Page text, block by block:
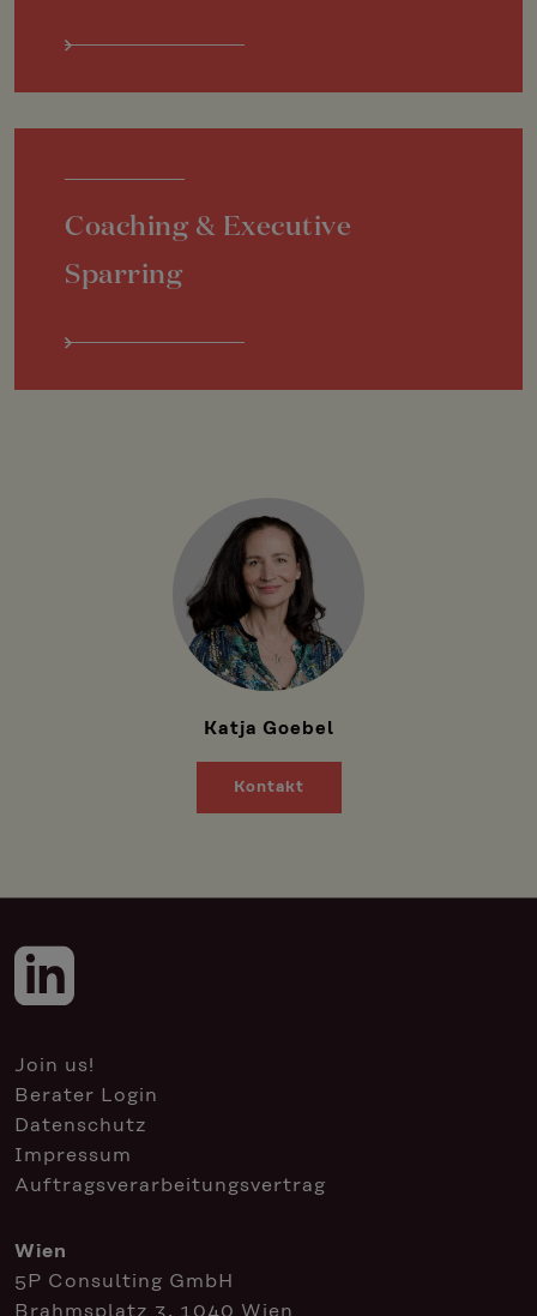
Coaching & Executive
Sparring
Katja Goebel
Kontakt
Join us!
Berater Login
Datenschutz
Impressum
Auftragsverarbeitungsvertrag
Wien
5P Consulting GmbH